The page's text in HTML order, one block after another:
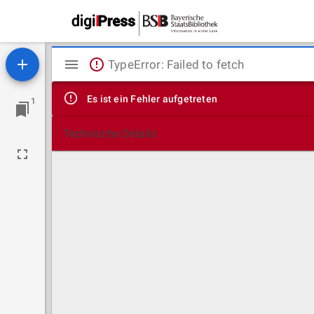
1
Mirador
Viewer
TypeError: Failed to fetch
Es ist ein Fehler aufgetreten
Technische Details